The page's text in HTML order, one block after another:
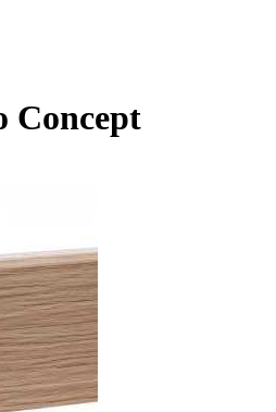
Concept